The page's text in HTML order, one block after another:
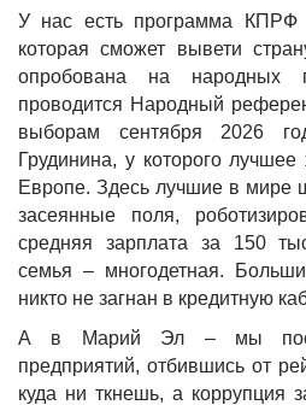
У нас есть программа
которая сможет вывети
опробована на народных
проводится Народный
выборам сентября 2026
Грудинина, у которого
Европе. Здесь лучшие в мире
засеянные поля,
средняя зарплата за 150
семья – многодетная.
никто не загнан в кредитную
А в Марий Эл – мы
предприятий, отбившись от
куда ни ткнешь, а коррупция